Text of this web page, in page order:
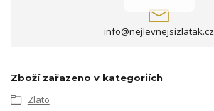
info@nejlevnejsizlatak.cz
Zboží zařazeno v kategoriích
Zlato